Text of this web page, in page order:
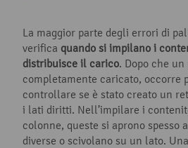
La maggior parte degli errori di
verifica quando si impilano i
distribuisce il carico. Dopo che
completamente caricato, occorre
controllare se è stato creato un
i lati diritti. Nell’impilare i
colonne, queste si aprono spesso
diverse o scivolano su un lato.